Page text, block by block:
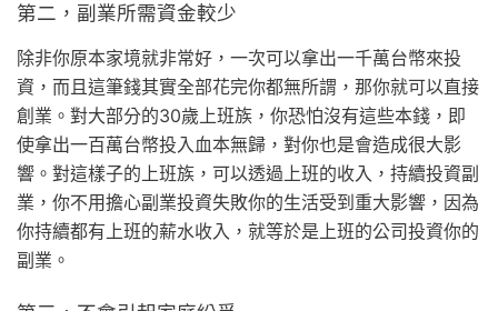
第二，副業所需資金較少
除非你原本家境就非常好，一次可以拿出一千萬台幣來投
資，而且這筆錢其實全部花完你都無所謂，那你就可以直接
創業。對大部分的30歲上班族，你恐怕沒有這些本錢，即
使拿出一百萬台幣投入血本無歸，對你也是會造成很大影
響。對這樣子的上班族，可以透過上班的收入，持續投資副
業，你不用擔心副業投資失敗你的生活受到重大影響，因為
你持續都有上班的薪水收入，就等於是上班的公司投資你的
副業。